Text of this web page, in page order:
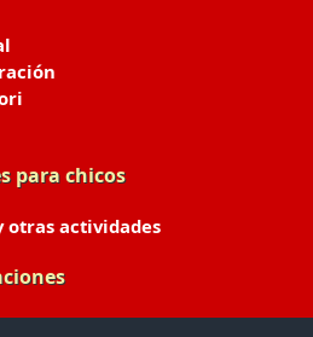
para chicos
otras actividades